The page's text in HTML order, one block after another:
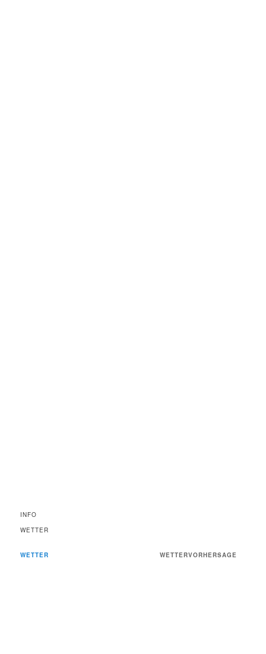
INFO
WETTER
WETTER WETTERVORHERSAGE